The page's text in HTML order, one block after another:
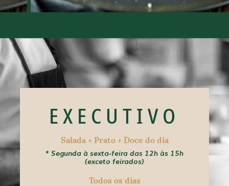
EXECUTIVO
Salada + Prato + Doce do dia
* Segunda à sexta-feira das 12h às 15h
(exceto feirados)
Todos os dias